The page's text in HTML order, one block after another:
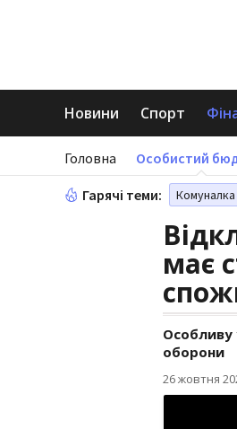
Новини Спорт
Головна Особистий
Гарячі теми: Комуналка
має
Особливу
оборони
26 жовтня